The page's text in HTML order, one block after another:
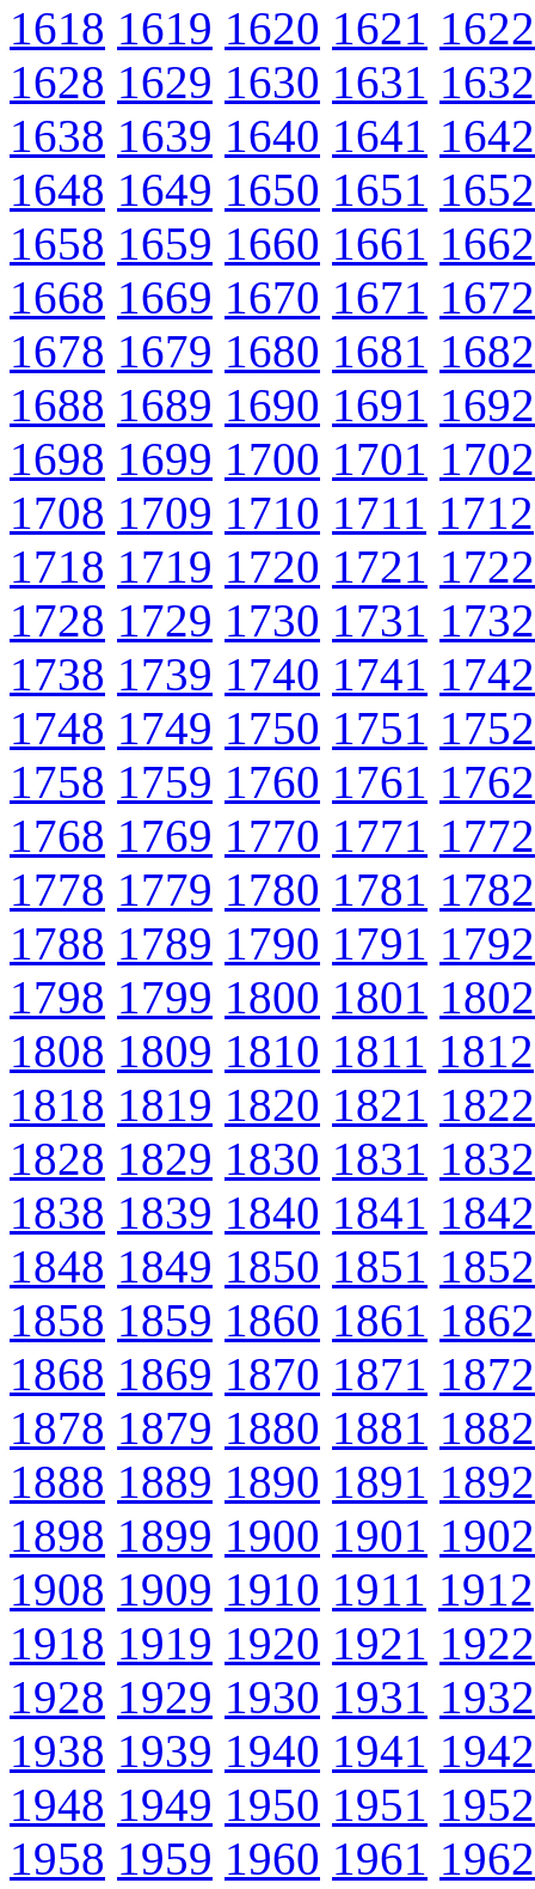
1618 1619 1620 1621 1622
1628 1629 1630 1631 1632
1638 1639 1640 1641 1642
1648 1649 1650 1651 1652
1658 1659 1660 1661 1662
1668 1669 1670 1671 1672
1678 1679 1680 1681 1682
1688 1689 1690 1691 1692
1698 1699 1700 1701 1702
1708 1709 1710 1711 1712
1718 1719 1720 1721 1722
1728 1729 1730 1731 1732
1738 1739 1740 1741 1742
1748 1749 1750 1751 1752
1758 1759 1760 1761 1762
1768 1769 1770 1771 1772
1778 1779 1780 1781 1782
1788 1789 1790 1791 1792
1798 1799 1800 1801 1802
1808 1809 1810 1811 1812
1818 1819 1820 1821 1822
1828 1829 1830 1831 1832
1838 1839 1840 1841 1842
1848 1849 1850 1851 1852
1858 1859 1860 1861 1862
1868 1869 1870 1871 1872
1878 1879 1880 1881 1882
1888 1889 1890 1891 1892
1898 1899 1900 1901 1902
1908 1909 1910 1911 1912
1918 1919 1920 1921 1922
1928 1929 1930 1931 1932
1938 1939 1940 1941 1942
1948 1949 1950 1951 1952
1958 1959 1960 1961 1962